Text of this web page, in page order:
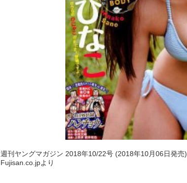
週刊ヤングマガジン 2018年10/22号 (2018年10月06日発売)
Fujisan.co.jpより